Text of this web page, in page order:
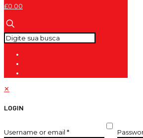
£0.00
✕
LOGIN
Username or email *